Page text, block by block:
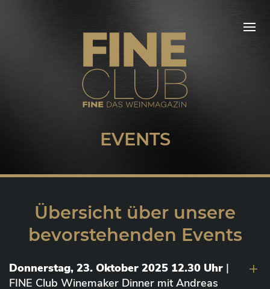
EVENTS
Übersicht über unsere
bevorstehenden Events
Donnerstag, 23. Oktober 2025 12.30 Uhr |
FINE Club Winemaker Dinner mit Andreas